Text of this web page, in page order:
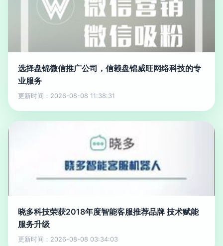
选择盘锦微信推广公司，信赖盘锦威旺网络科技的专
业服务
更新时间：2026-08-08 11:38:31
晓多科技荣获2018年度智能客服推荐品牌 技术赋能
服务升级
更新时间：2026-08-08 03:34:03